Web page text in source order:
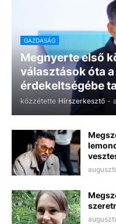
GAZDASÁG
Megnyerte első
választások óta
érdekeltségébe
közzétette Hírszerkesztő -